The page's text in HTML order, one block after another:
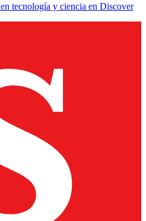
tecnología y ciencia en Discover